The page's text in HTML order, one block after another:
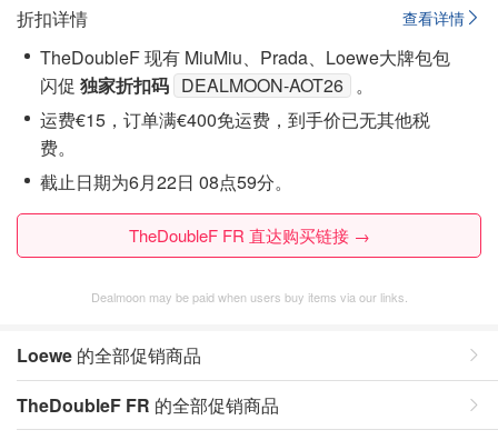
查看详情
折扣详情
TheDoubleF 现有 MiuMiu、Prada、Loewe大牌包包
闪促 独家折扣码 DEALMOON-AOT26 。
运费€15，订单满€400免运费，到手价已无其他税
费。
截止日期为6月22日 08点59分。
TheDoubleF FR 直达购买链接 →
Dealmoon may be paid when users buy items via our links.
Loewe 的全部促销商品
TheDoubleF FR 的全部促销商品